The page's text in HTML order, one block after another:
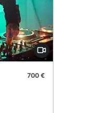
700 €